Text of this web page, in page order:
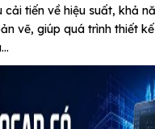
cải tiến về hiệu suất, khả
vẽ, giúp quá trình thiết